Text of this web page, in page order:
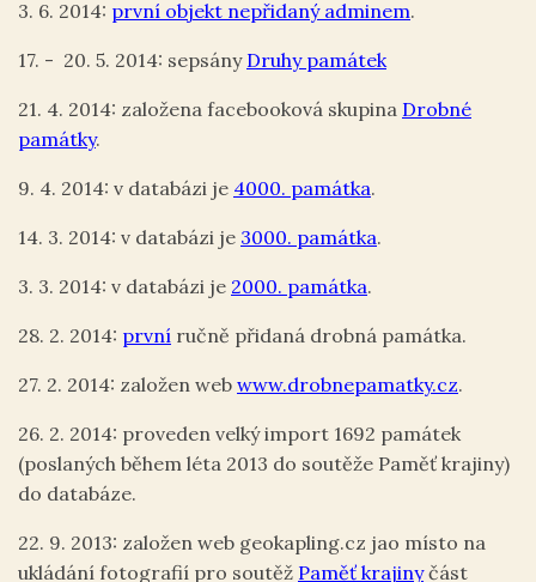
3. 6. 2014: první objekt nepřidaný adminem.
17. - 20. 5. 2014: sepsány Druhy památek
21. 4. 2014: založena facebooková skupina Drobné
památky.
9. 4. 2014: v databázi je 4000. památka.
14. 3. 2014: v databázi je 3000. památka.
3. 3. 2014: v databázi je 2000. památka.
28. 2. 2014: první ručně přidaná drobná památka.
27. 2. 2014: založen web www.drobnepamatky.cz.
26. 2. 2014: proveden velký import 1692 památek
(poslaných během léta 2013 do soutěže Paměť krajiny)
do databáze.
22. 9. 2013: založen web geokapling.cz jao místo na
ukládání fotografií pro soutěž Paměť krajinyčást